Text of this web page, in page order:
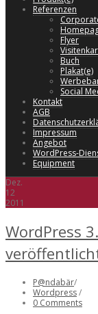
Referenzen
Flyer
Buch
Plakat(e)
Social
Kontakt
AGB
Impressum
Angebot
WordPress-
Equipment
Dez.
12
2011
WordPress
P@ndabär/
Wordpress/
0 Comments